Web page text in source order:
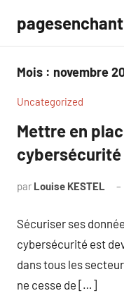
contenu
Mois : novembre
Uncategorized
Mettre en
par Louise KESTEL
Sécuriser ses
cybersécurité est
dans tous les
ne cesse de […]